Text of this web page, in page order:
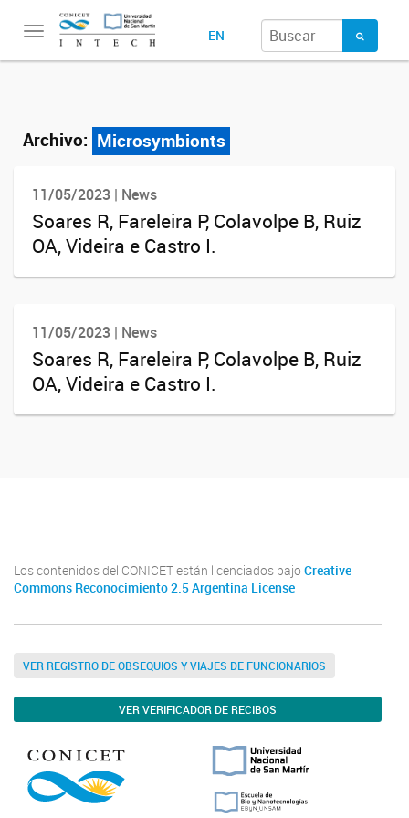
Toggle
EN
Archivo: Microsymbionts
11/05/2023 | News
Soares R, Fareleira P, Colavolpe B, Ruiz
OA, Videira e Castro I.
11/05/2023 | News
Soares R, Fareleira P, Colavolpe B, Ruiz
OA, Videira e Castro I.
Los contenidos del CONICET están licenciados bajo Creative
Commons Reconocimiento 2.5 Argentina License
VER REGISTRO DE OBSEQUIOS Y VIAJES DE FUNCIONARIOS
VER VERIFICADOR DE RECIBOS